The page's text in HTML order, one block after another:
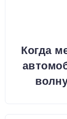
Когда